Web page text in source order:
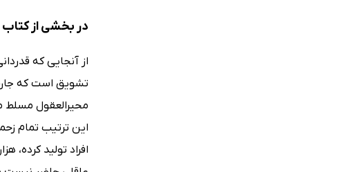
در بخشی از کتاب
از آنجایی که
تشویق است که جان
محیرالعقول مسلط
این ترتیب تمام
افراد تولید